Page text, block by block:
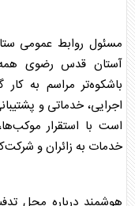
مسئول روابط عمومی
آستان قدس رضوی همه
باشکوه‌تر مراسم به
اجرایی، خدماتی و
است با استقرار
خدمات به زائران و